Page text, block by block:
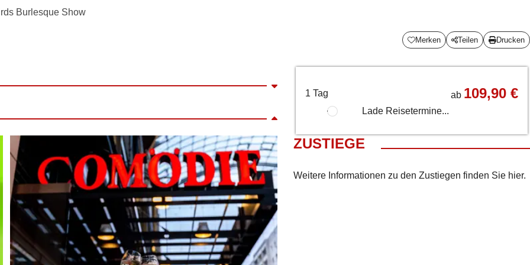
Burlesque Show
Merken Teilen Drucken
1 Tag ab 109,90 €
Lade Reisetermine...
ZUSTIEGE
Weitere Informationen zu den Zustiegen finden Sie hier.